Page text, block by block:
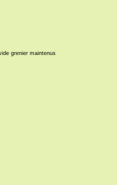
grenier maintenus